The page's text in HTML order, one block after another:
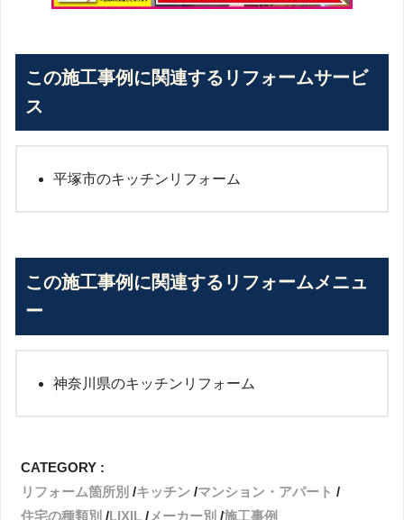
この施工事例に関連するリフォームサービ
ス
平塚市のキッチンリフォーム
この施工事例に関連するリフォームメニュ
ー
神奈川県のキッチンリフォーム
CATEGORY :
リフォーム箇所別
キッチン マンション・アパート
住宅の種類別
LIXIL メーカー別 施工事例